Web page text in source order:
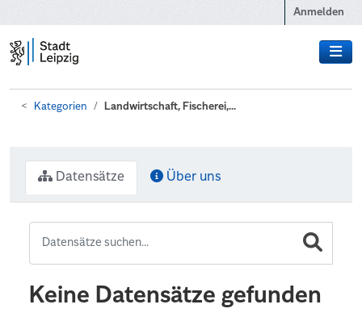
Anmelden
Kategorien Landwirtschaft, Fischerei,...
Datensätze Über uns
Keine Datensätze gefunden